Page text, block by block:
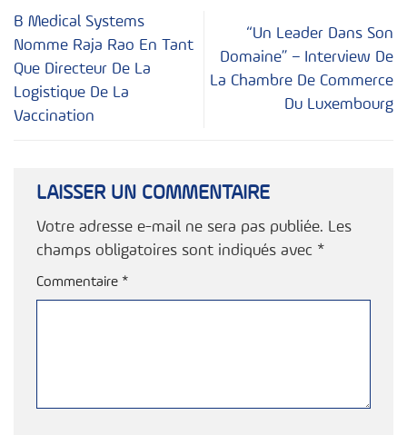
B Medical Systems
Nomme Raja Rao En Tant
Que Directeur De La
Logistique De La
Vaccination
“Un Leader Dans Son
Domaine” – Interview De
La Chambre De Commerce
Du Luxembourg
LAISSER UN COMMENTAIRE
Votre adresse e-mail ne sera pas publiée. Les
champs obligatoires sont indiqués avec *
Commentaire *